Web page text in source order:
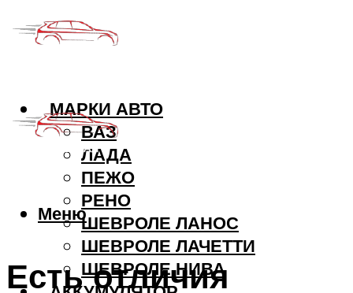
МАРКИ АВТО
ВАЗ
ЛАДА
ПЕЖО
РЕНО
ШЕВРОЛЕ ЛАНОС
ШЕВРОЛЕ ЛАЧЕТТИ
ШЕВРОЛЕ НИВА
Меню
Есть отличия